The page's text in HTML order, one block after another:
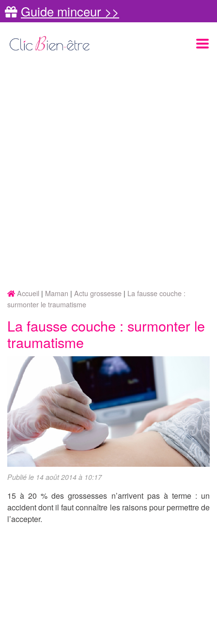
Guide minceur >>
Accueil Maman Actu grossesse
La fausse couche :
surmonter le traumatisme
La fausse couche : surmonter le
traumatisme
Publié le 14 août 2014 à 10:17
15 à 20 % des grossesses n’arrivent pas à terme : un
accident dont il faut connaître les raisons pour permettre de
l’accepter.